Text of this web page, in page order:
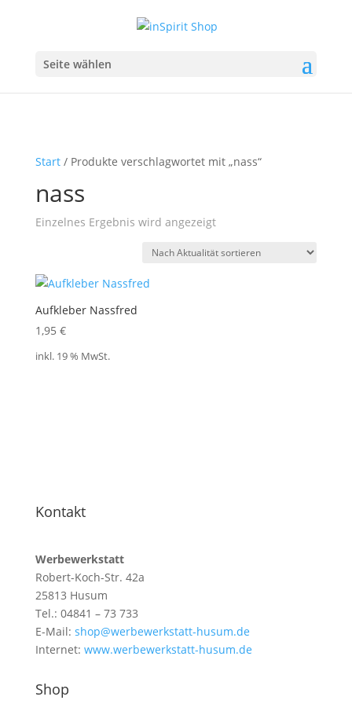
Seite wählen
Start/ Produkte verschlagwortet mit „nass“
nass
Einzelnes Ergebnis wird angezeigt
Aufkleber Nassfred
1,95 €
inkl. 19 % MwSt.
Kontakt
Werbewerkstatt
Robert-Koch-Str. 42a
25813 Husum
Tel.: 04841 – 73 733
E-Mail: shop@werbewerkstatt-husum.de
Internet: www.werbewerkstatt-husum.de
Shop